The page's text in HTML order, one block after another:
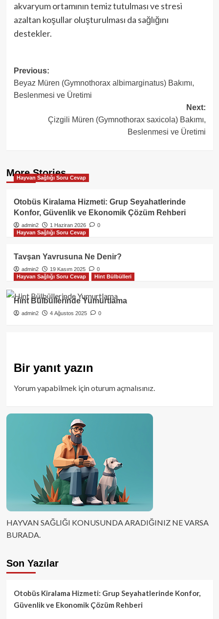
akvaryum ortamının temiz tutulması ve stresi
azaltan koşullar oluşturulması da sağlığını
destekler.
Post
navigation
Previous:
Beyaz Müren (Gymnothorax albimarginatus) Bakımı,
Beslenmesi ve Üretimi
Next:
Çizgili Müren (Gymnothorax saxicola) Bakımı,
Beslenmesi ve Üretimi
More Stories
Hayvan Sağlığı Soru Cevap
Otobüs Kiralama Hizmeti: Grup Seyahatlerinde
Konfor, Güvenlik ve Ekonomik Çözüm Rehberi
admin2 1 Haziran 2026
0
Hayvan Sağlığı Soru Cevap
Tavşan Yavrusuna Ne Denir?
admin2 19 Kasım 2025
0
Hayvan Sağlığı Soru Cevap
Hint Bülbülleri
Hint Bülbüllerinde Yumurtlama
admin2 4 Ağustos 2025 0
Bir yanıt yazın
Yorum yapabilmek içinoturum açmalısınız.
HAYVAN SAĞLIĞI KONUSUNDA ARADIĞINIZ NE VARSA
BURADA.
Son Yazılar
Otobüs Kiralama Hizmeti: Grup Seyahatlerinde Konfor,
Güvenlik ve Ekonomik Çözüm Rehberi